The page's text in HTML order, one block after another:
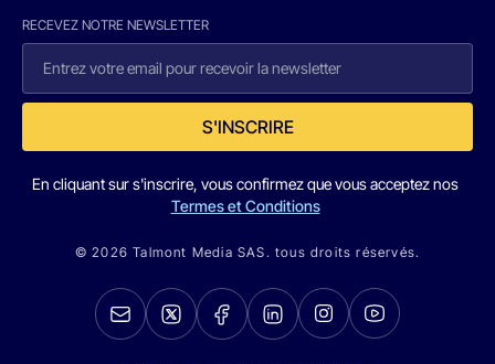
RECEVEZ NOTRE NEWSLETTER
S'INSCRIRE
En cliquant sur s'inscrire, vous confirmez que vous acceptez nos
Termes et Conditions
© 2026 Talmont Media SAS. tous droits réservés.